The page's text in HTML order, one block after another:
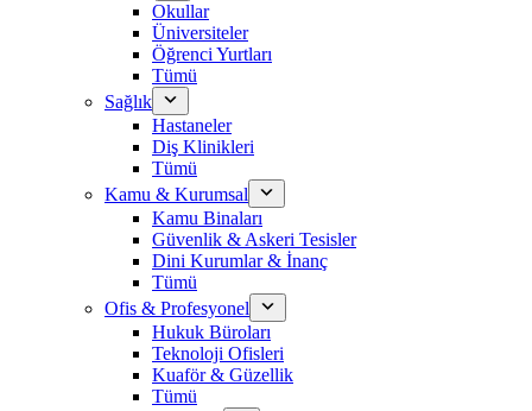
Okullar
Üniversiteler
Öğrenci Yurtları
Tümü
Sağlık
Hastaneler
Diş Klinikleri
Tümü
Kamu & Kurumsal
Kamu Binaları
Güvenlik & Askeri Tesisler
Dini Kurumlar & İnanç
Tümü
Ofis & Profesyonel
Hukuk Büroları
Teknoloji Ofisleri
Kuaför & Güzellik
Tümü